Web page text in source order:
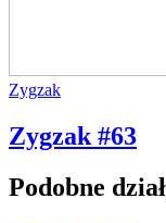
Zygzak
Zygzak #63
Podobne